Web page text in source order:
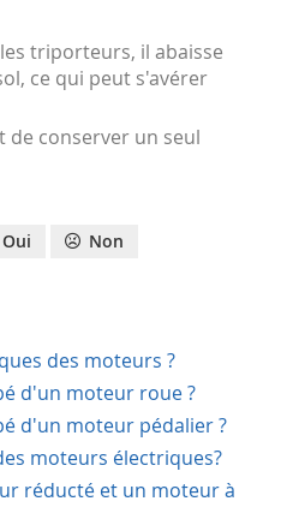
triporteurs, il abaisse
ce qui peut s'avérer
conserver un seul
Oui Non
des moteurs ?
d'un moteur roue ?
d'un moteur pédalier ?
moteurs électriques?
réducté et un moteur à